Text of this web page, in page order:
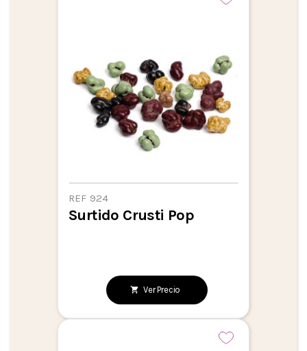
REF 924
Surtido Crusti Pop
Ver Precio